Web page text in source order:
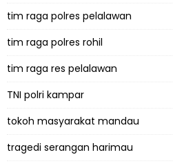
tim raga polres pelalawan
tim raga polres rohil
tim raga res pelalawan
TNI polri kampar
tokoh masyarakat mandau
tragedi serangan harimau